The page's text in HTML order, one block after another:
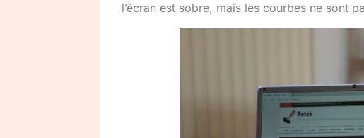
l’écran est sobre, mais les courbes ne sont